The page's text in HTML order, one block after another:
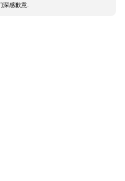
深感歉意.